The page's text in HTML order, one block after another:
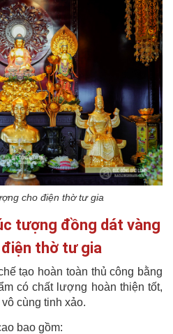
cho điện thờ tư gia
tượng đồng dát vàng
thờ tư gia
tạo hoàn toàn thủ công bằng
có chất lượng hoàn thiện tốt,
cùng tinh xảo.
bao gồm: